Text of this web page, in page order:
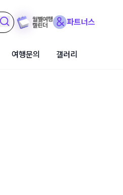
월별여행
캘린더
파트너스
여행문의 갤러리